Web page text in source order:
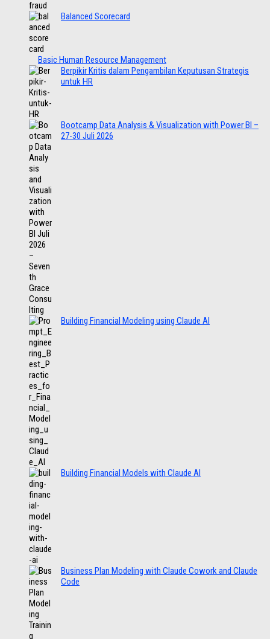
Balanced Scorecard
Basic Human Resource Management
Berpikir Kritis dalam Pengambilan Keputusan Strategis
untuk HR
Bootcamp Data Analysis & Visualization with Power BI –
27-30 Juli 2026
Building Financial Modeling using Claude AI
Building Financial Models with Claude AI
Business Plan Modeling with Claude Cowork and Claude
Code